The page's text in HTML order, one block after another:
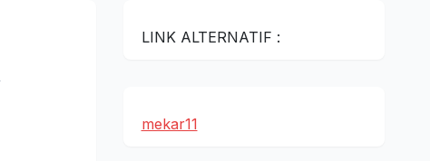
LINK ALTERNATIF :
mekar11